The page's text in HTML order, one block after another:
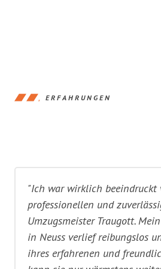
ERFAHRUNGEN
"Ich war wirklich beeindruckt
professionellen und
Umzugsmeister Traugott.
in Neuss verlief reibungslos
ihres erfahrenen und